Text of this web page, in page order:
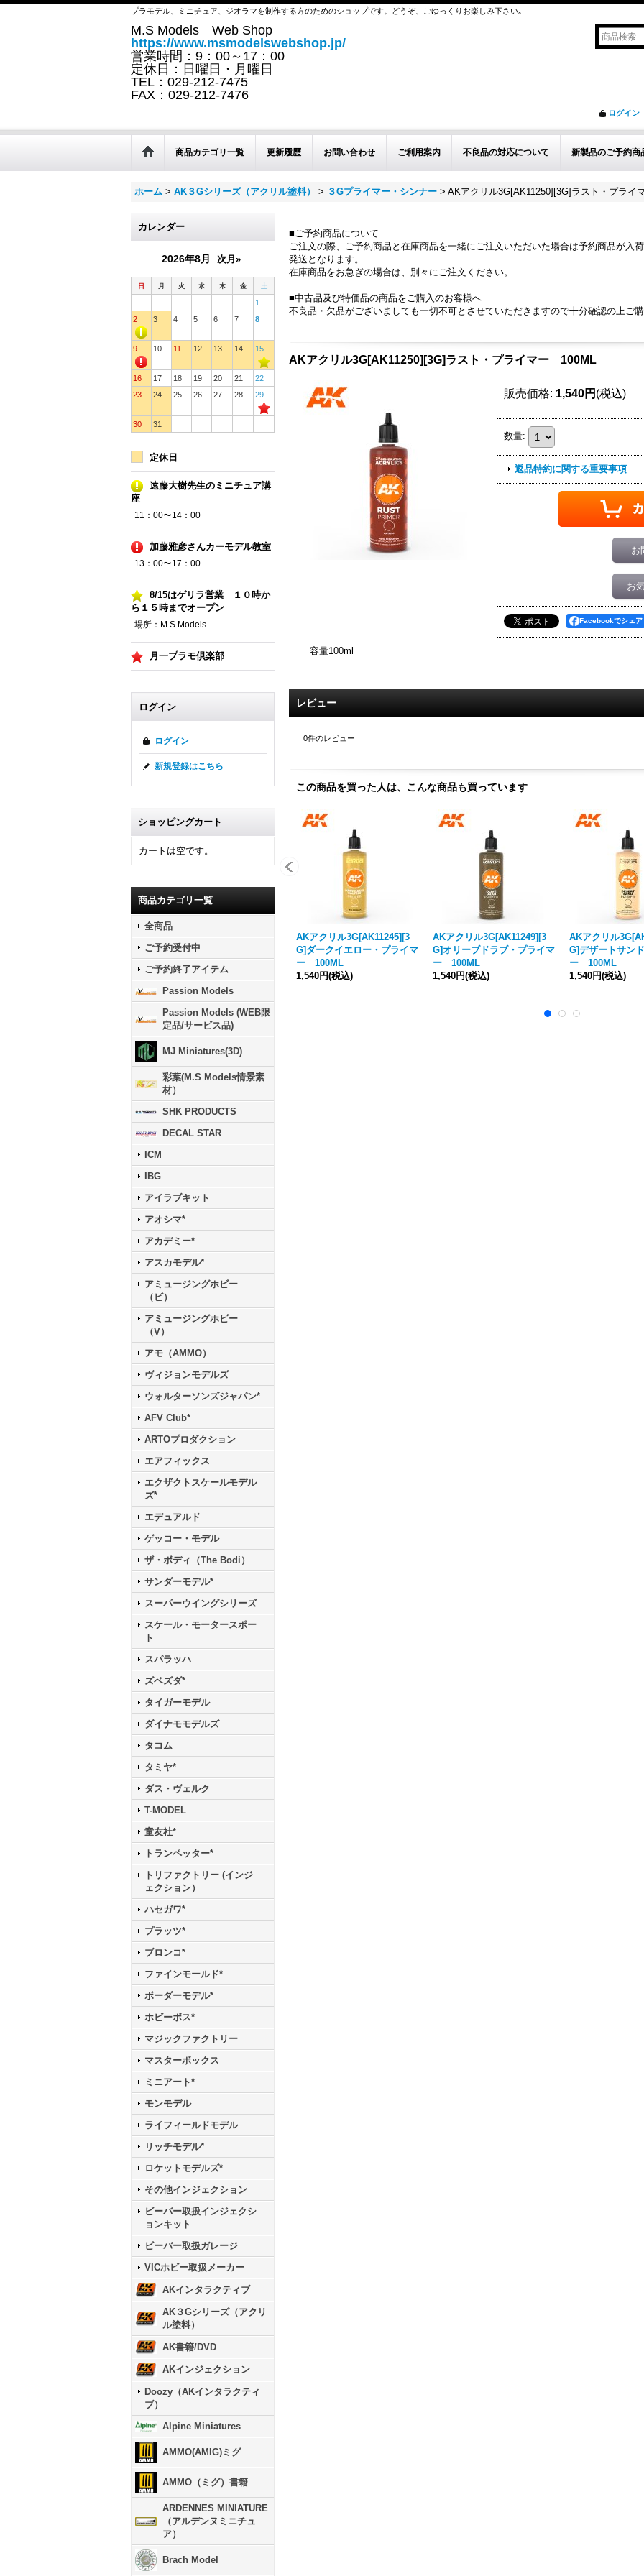
プラモデル、ミニチュア、ジオラマを制作する方のためのショップです。どうぞ、ごゆっくりお楽しみ下さい｡
M.S Models Web Shop
https://www.msmodelswebshop.jp/
営業時間：9：00～17：00
定休日：日曜日・月曜日
TEL：029-212-7475
FAX：029-212-7476
ログイン
商品カテゴリ一覧 更新履歴 お問い合わせ ご利用案内 不良品の対応について 新製品のご予約商
ホーム > AK３Gシリーズ（アクリル塗料） > ３Gプライマー・シンナー > AKアクリル3G[AK11250][3G]ラスト・プラ
カレンダー
2026年8月 次月»
日 月 火 水 木 金 土
1
2
3 4 5 6 7 8
9 10 11 12 13 14 15
16 17 18 19 20 21
22
23
24 25 26 27 28 29
30 31
定休日
遠藤大樹先生のミニチュア講
座
11：00〜14：00
加藤雅彦さんカーモデル教室
13：00〜17：00
8/15はゲリラ営業 １０時か
ら１５時までオープン
場所：M.S Models
月一プラモ倶楽部
ログイン
ログイン
新規登録はこちら
ショッピングカート
カートは空です。
商品カテゴリ一覧
全商品
ご予約受付中
ご予約終了アイテム
Passion Models
Passion Models (WEB限
定品/サービス品)
MJ Miniatures(3D)
彩葉(M.S Models情景素
材）
SHK PRODUCTS
DECAL STAR
ICM
IBG
アイラブキット
アオシマ*
アカデミー*
アスカモデル*
アミュージングホビー
（ビ）
アミュージングホビー
（V）
アモ（AMMO）
ヴィジョンモデルズ
ウォルターソンズジャパン*
AFV Club*
ARTOプロダクション
エアフィックス
エクザクトスケールモデル
ズ*
エデュアルド
ゲッコー・モデル
ザ・ボディ（The Bodi）
サンダーモデル*
スーパーウイングシリーズ
スケール・モータースポー
ト
スパラッハ
ズベズダ*
タイガーモデル
ダイナモモデルズ
タコム
タミヤ*
ダス・ヴェルク
T-MODEL
童友社*
トランペッター*
トリファクトリー (インジ
ェクション）
ハセガワ*
プラッツ*
ブロンコ*
ファインモールド*
ボーダーモデル*
ホビーボス*
マジックファクトリー
マスターボックス
ミニアート*
モンモデル
ライフィールドモデル
リッチモデル*
ロケットモデルズ*
その他インジェクション
ビーバー取扱インジェクシ
ョンキット
ビーバー取扱ガレージ
VICホビー取扱メーカー
AKインタラクティブ
AK３Gシリーズ（アクリ
ル塗料）
AK書籍/DVD
AKインジェクション
Doozy（AKインタラクティ
ブ）
Alpine Miniatures
AMMO(AMIG)ミグ
AMMO（ミグ）書籍
ARDENNES MINIATURE
（アルデンヌミニチュ
ア）
Brach Model
■ご予約商品について
ご注文の際、ご予約商品と在庫商品を一緒にご注文いただいた場合は予約商品が入
発送となります。
在庫商品をお急ぎの場合は、別々にご注文ください。
■中古品及び特価品の商品をご購入のお客様へ
不良品・欠品がございましても一切不可とさせていただきますので十分確認の上ご購
AKアクリル3G[AK11250][3G]ラスト・プライマー 100ML
販売価格: 1,540円 (税込)
数量:
返品特約に関する重要事項
お
お
Facebookでシェア
容量100ml
レビュー
0件のレビュー
この商品を買った人は、こんな商品も買っています
AKアクリル3G[AK11245][3
G]ダークイエロー・プライマ
ー 100ML
1,540円(税込)
AKアクリル3G[AK11249][3
G]オリーブドラブ・プライマ
ー 100ML
1,540円(税込)
AKアクリル
G]デザートサン
ー 100ML
1,540円(税込)